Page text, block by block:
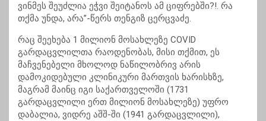
ვინმეს შეუძლია ეჭვი შეიტანოს ამ ციფრებში?!. რა
თქმა უნდა, არა”-წერს თენგიზ ცერცვაძე.
რაც შეეხება 1 მილიონ მოსახლეზე COVID
გარდაცვლილთა რაოდენობას, მისი თქმით, ეს
მაჩვენებელი მხოლოდ ნაწილობრივ არის
დამოკიდებული კლინიკური მართვის ხარისხზე,
მაგრამ მაინც იგი საქართველოში (1731
გარდაცვლილი ერთ მილიონ მოსახლეზე) უფრო
დაბალია, ვიდრე აშშ-ში (1941 გარდაცვლილი),